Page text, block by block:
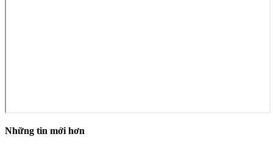
Những tin mới hơn